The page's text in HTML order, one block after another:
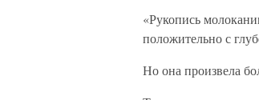
«Рукопись
положительно с
Но она произвела